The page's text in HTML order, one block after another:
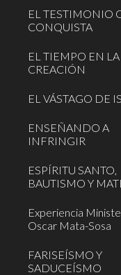
EL TESTIMONIO
CONQUISTA
EL TIEMPO EN LA
CREACIÓN
EL VÁSTAGO DE
ENSEÑANDO A
INFRINGIR
ESPÍRITU SANTO,
BAUTISMO Y
Experiencia
Oscar Mata-Sosa
FARISEÍSMO Y
SADUCEÍSMO